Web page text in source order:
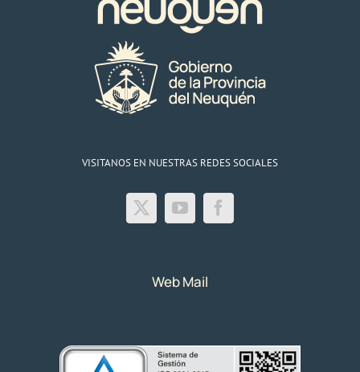
VISITANOS EN NUESTRAS REDES SOCIALES
Web Mail